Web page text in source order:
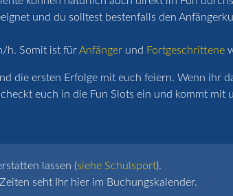
und du solltest bestenfalls den
h. Somit ist fürAnfänger und Fortgeschrittene
die ersten Erfolge mit euch feiern. Wenn ihr
euch in die Fun Slots ein und kommt mit
lassen (siehe Schulsport).
seht Ihr hier im Buchungskalender.